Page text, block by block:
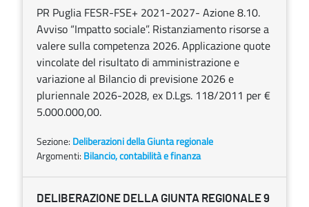
PR Puglia FESR-FSE+ 2021-2027- Azione 8.10.
Avviso “Impatto sociale”. Ristanziamento risorse a
valere sulla competenza 2026. Applicazione quote
vincolate del risultato di amministrazione e
variazione al Bilancio di previsione 2026 e
pluriennale 2026-2028, ex D.Lgs. 118/2011 per €
5.000.000,00.
Sezione: Deliberazioni della Giunta regionale
Argomenti: Bilancio, contabilità e finanza
DELIBERAZIONE DELLA GIUNTA REGIONALE 9